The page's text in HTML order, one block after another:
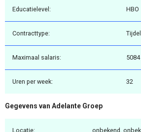
Educatielevel: HBO
Contracttype:
Maximaal salaris: 5084
Uren per week: 32
Gegevens van Adelante Groep
Locatie: onbekend,